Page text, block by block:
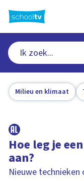
naar
hoofdinhoud
Milieu en klimaat
Hoe leg je
aan?
Nieuwe technieken